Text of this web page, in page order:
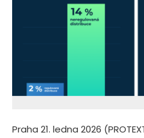
Praha 21. ledna 2026